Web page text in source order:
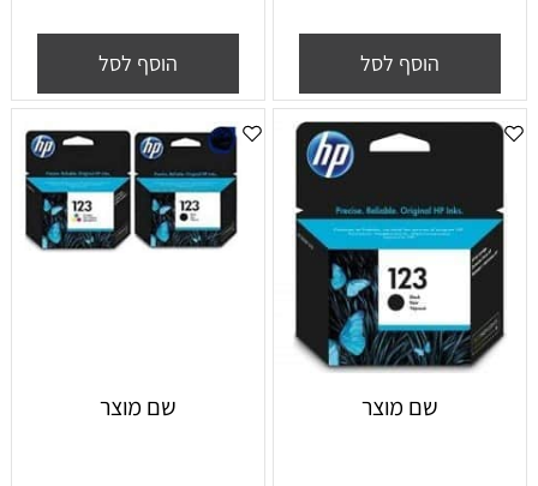
הוסף לסל הוסף לסל
שם מוצר שם מוצר